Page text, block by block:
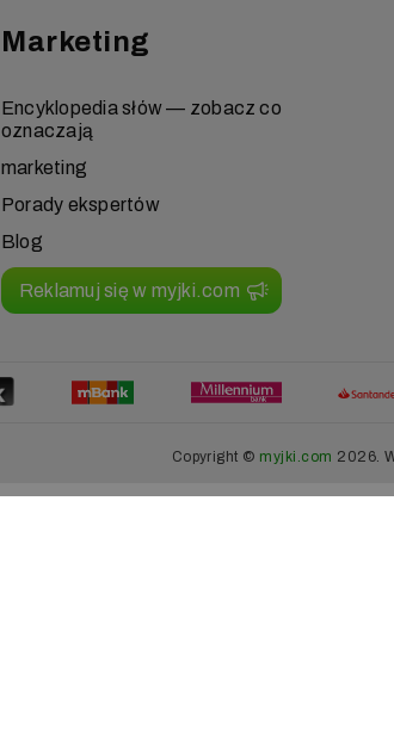
Marketing
Encyklopedia słów — zobacz co
oznaczają
marketing
Porady ekspertów
Blog
Reklamuj się w myjki.com
Copyright © myjki.com 2026.